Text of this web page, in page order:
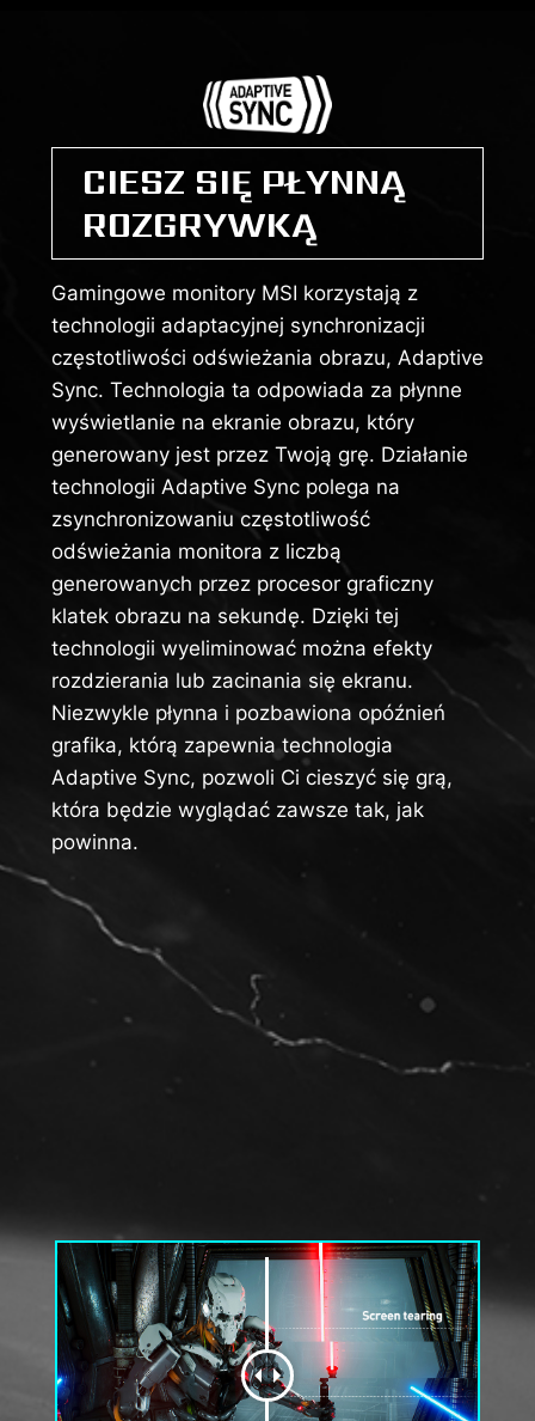
CIESZ SIĘ PŁYNNĄ
ROZGRYWKĄ
Gamingowe monitory MSI korzystają z
technologii adaptacyjnej synchronizacji
częstotliwości odświeżania obrazu, Adaptive
Sync. Technologia ta odpowiada za płynne
wyświetlanie na ekranie obrazu, który
generowany jest przez Twoją grę. Działanie
technologii Adaptive Sync polega na
zsynchronizowaniu częstotliwość
odświeżania monitora z liczbą
generowanych przez procesor graficzny
klatek obrazu na sekundę. Dzięki tej
technologii wyeliminować można efekty
rozdzierania lub zacinania się ekranu.
Niezwykle płynna i pozbawiona opóźnień
grafika, którą zapewnia technologia
Adaptive Sync, pozwoli Ci cieszyć się grą,
która będzie wyglądać zawsze tak, jak
powinna.